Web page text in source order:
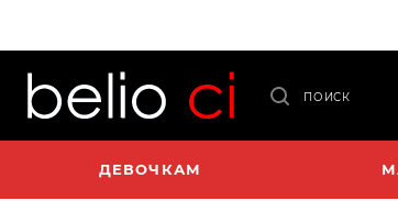
ПОИСК
ДЕВОЧКАМ